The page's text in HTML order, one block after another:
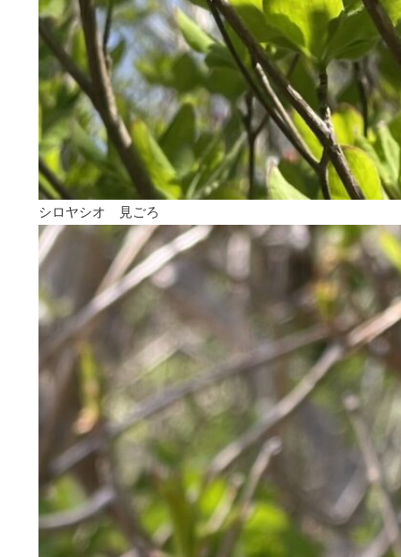
シロヤシオ 見ごろ